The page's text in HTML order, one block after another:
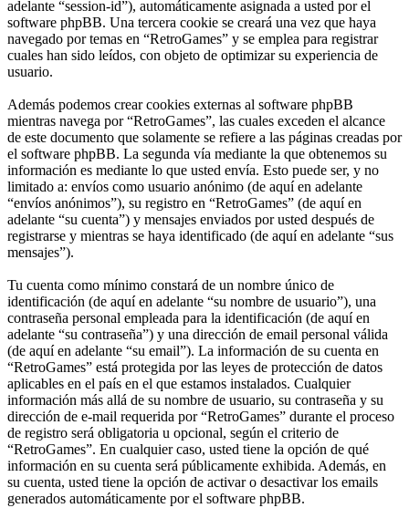
adelante “session-id”), automáticamente asignada a usted por el
software phpBB. Una tercera cookie se creará una vez que haya
navegado por temas en “RetroGames” y se emplea para registrar
cuales han sido leídos, con objeto de optimizar su experiencia de
usuario.
Además podemos crear cookies externas al software phpBB
mientras navega por “RetroGames”, las cuales exceden el alcance
de este documento que solamente se refiere a las páginas creadas por
el software phpBB. La segunda vía mediante la que obtenemos su
información es mediante lo que usted envía. Esto puede ser, y no
limitado a: envíos como usuario anónimo (de aquí en adelante
“envíos anónimos”), su registro en “RetroGames” (de aquí en
adelante “su cuenta”) y mensajes enviados por usted después de
registrarse y mientras se haya identificado (de aquí en adelante “sus
mensajes”).
Tu cuenta como mínimo constará de un nombre único de
identificación (de aquí en adelante “su nombre de usuario”), una
contraseña personal empleada para la identificación (de aquí en
adelante “su contraseña”) y una dirección de email personal válida
(de aquí en adelante “su email”). La información de su cuenta en
“RetroGames” está protegida por las leyes de protección de datos
aplicables en el país en el que estamos instalados. Cualquier
información más allá de su nombre de usuario, su contraseña y su
dirección de e-mail requerida por “RetroGames” durante el proceso
de registro será obligatoria u opcional, según el criterio de
“RetroGames”. En cualquier caso, usted tiene la opción de qué
información en su cuenta será públicamente exhibida. Además, en
su cuenta, usted tiene la opción de activar o desactivar los emails
generados automáticamente por el software phpBB.